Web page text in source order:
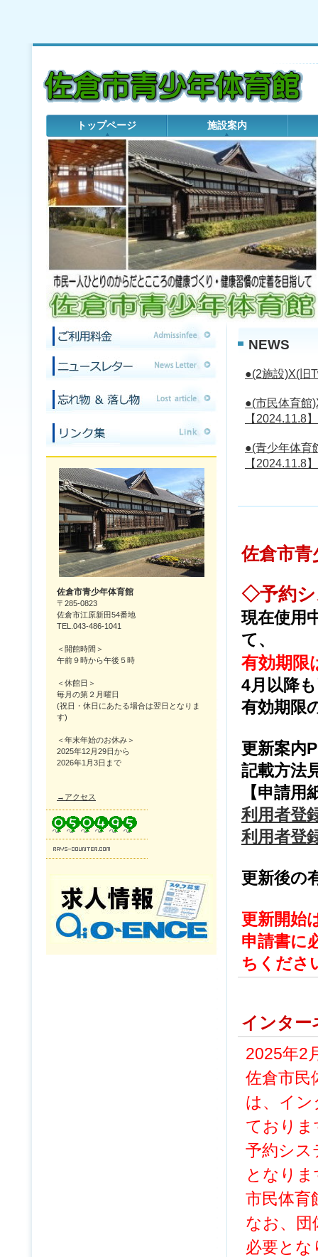
NEWS
●(2施設)X(
●(市民体育
【2024.11.8】
●(青少年体
【2024.11.8】
佐倉市青
◇予約シ
現在使用
て、
有効期限
4月以降
有効期限
更新案
記載方
【申請用
利用者登
利用者登
更新後の
更新開始
申請書に
ちくださ
インター
2025年2
佐倉市民
は、イ
ておりま
予約シス
となり
市民体育
なお、団
必要とな
トップページ 施設案内
佐倉市青少年体育館
〒285-0823
佐倉市江原新田54番地
TEL.043-486-1041
＜開館時間＞
午前９時から午後５時
＜休館日＞
毎月の第２月曜日
(祝日・休日にあたる場合は翌日となりま
す)
＜年末年始のお休み＞
2025年12月29日から
2026年1月3日まで
→アクセス